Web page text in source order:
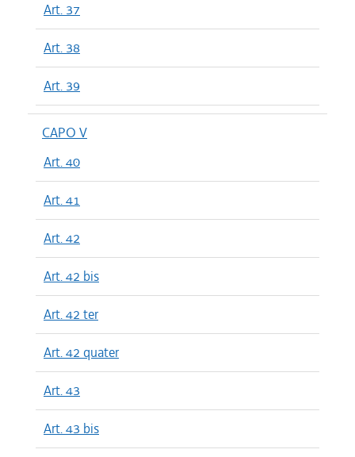
Art. 37
Art. 38
Art. 39
CAPO V
Art. 40
Art. 41
Art. 42
Art. 42 bis
Art. 42 ter
Art. 42 quater
Art. 43
Art. 43 bis